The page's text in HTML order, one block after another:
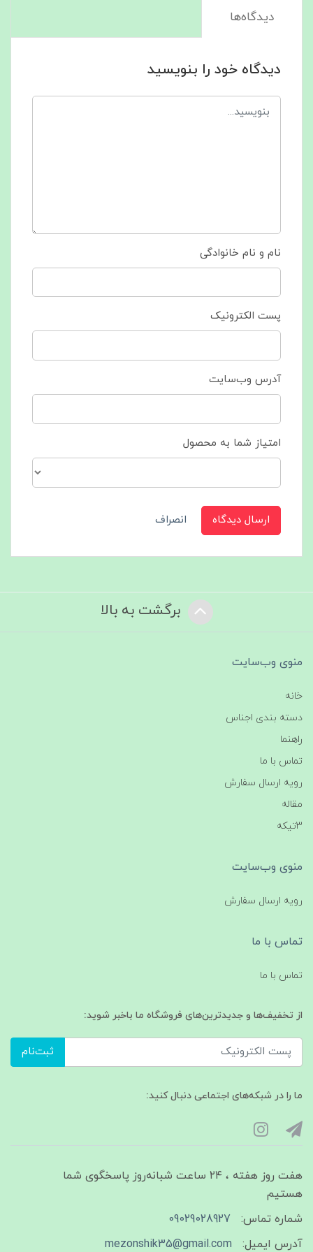
دیدگاه‌ها
دیدگاه خود را بنویسید
نام و نام خانوادگی
پست الکترونیک
آدرس وب‌سایت
امتیاز شما به محصول
ارسال دیدگاه انصراف
برگشت به بالا
منوی وب‌سایت
خانه
دسته بندی اجناس
راهنما
تماس با ما
رویه ارسال سفارش
مقاله
3تیکه
منوی وب‌سایت
رویه ارسال سفارش
تماس با ما
تماس با ما
از تخفیف‌ها و جدیدترین‌های فروشگاه ما باخبر شوید:
ثبت‌نام
ما را در شبکه‌های اجتماعی دنبال کنید:
هفت روز هفته ، ۲۴ ساعت شبانه‌روز پاسخگوی شما
هستیم
شماره تماس:
09029028927
آدرس ایمیل:
mezonshik35@gmail.com